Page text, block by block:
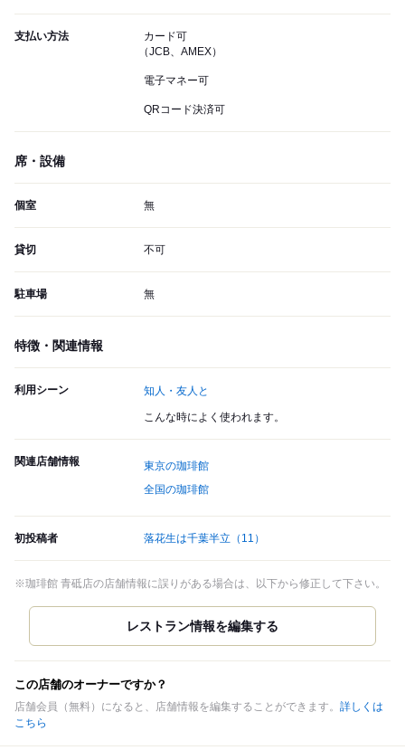
支払い方法
カード可
（JCB、AMEX）
電子マネー可
QRコード決済可
席・設備
個室 無
貸切 不可
駐車場 無
特徴・関連情報
利用シーン 知人・友人と
こんな時によく使われます。
関連店舗情報
東京の珈琲館
全国の珈琲館
初投稿者 落花生は千葉半立 （11）
※珈琲館 青砥店の店舗情報に誤りがある場合は、以下から修正して下さい。
この店舗のオーナーですか？
店舗会員（無料）になると、店舗情報を編集することができます。 詳しくは
こちら